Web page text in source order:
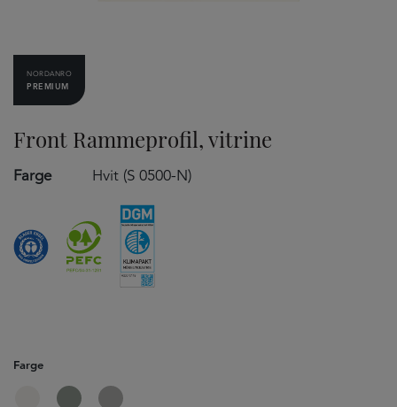
Front Rammeprofil, vitrine
NORDANRO
PREMIUM
Farge Hvit (S 0500-N)
Farge